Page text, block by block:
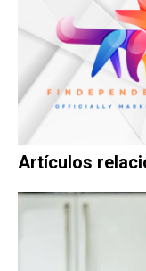
Artículos